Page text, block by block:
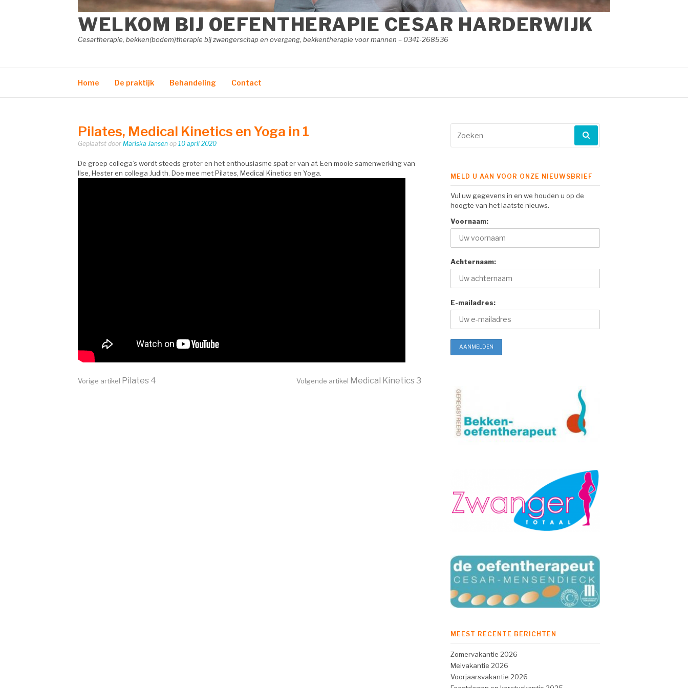
WELKOM BIJ OEFENTHERAPIE CESAR HARDERWIJK
Cesartherapie, bekken(bodem)therapie bij zwangerschap en overgang, bekkentherapie voor mannen – 0341-268536
Home De praktijk Behandeling Contact
Pilates, Medical Kinetics en Yoga in 1
Geplaatst door Mariska Jansen op 10 april 2020
De groep collega’s wordt steeds groter en het enthousiasme spat er van af. Een mooie samenwerking van
Ilse, Hesteren collega Judith. Doe mee met Pilates, Medical Kinetics en Yoga.
Verder
Vorige artikel Pilates 4 Volgende artikel Medical Kinetics 3
naar:
MELD U AAN VOOR ONZE NIEUWSBRIEF
Vul uw gegevens in en we houden u op de
hoogte van het laatste nieuws.
Voornaam:
Achternaam:
E-mailadres:
MEEST RECENTE BERICHTEN
Zomervakantie 2026
Meivakantie 2026
Voorjaarsvakantie 2026